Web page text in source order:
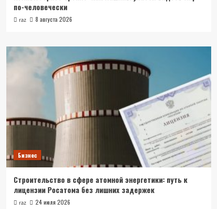
по-человечески
raz 8 августа 2026
Бизнес
Строительство в сфере атомной энергетики: путь к
лицензии Росатома без лишних задержек
raz 24 июля 2026